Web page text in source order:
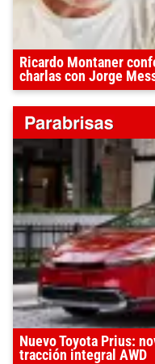
Ricardo Montaner
charlas con Jorge
Nuevo Toyota Prius:
tracción integral AWD